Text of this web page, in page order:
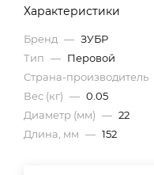
Характеристики
Бренд — ЗУБР
Тип — Перовой
Страна-производитель
Вес (кг) — 0.05
Диаметр (мм) — 22
Длина, мм — 152